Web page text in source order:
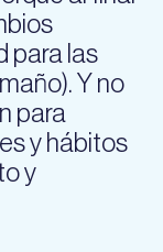
para las
Y no
para
y hábitos
y